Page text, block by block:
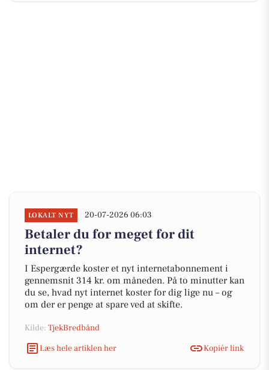
LOKALT NYT 20-07-2026 06:03
Betaler du for meget for dit
internet?
I Espergærde koster et nyt internetabonnement i
gennemsnit 314 kr. om måneden. På to minutter kan
du se, hvad nyt internet koster for dig lige nu – og
om der er penge at spare ved at skifte.
Kilde: TjekBredbånd
Læs hele artiklen her
Kopiér link